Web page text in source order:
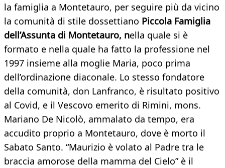
la famiglia a Montetauro, per seguire più da vicino
la comunità di stile dossettiano Piccola Famiglia
dell’Assunta di Montetauro, nella quale si è
formato e nella quale ha fatto la professione nel
1997 insieme alla moglie Maria, poco prima
dell’ordinazione diaconale. Lo stesso fondatore
della comunità, don Lanfranco, è risultato positivo
al Covid, e il Vescovo emerito di Rimini, mons.
Mariano De Nicolò, ammalato da tempo, era
accudito proprio a Montetauro, dove è morto il
Sabato Santo. “Maurizio è volato al Padre tra le
braccia amorose della mamma del Cielo” è il